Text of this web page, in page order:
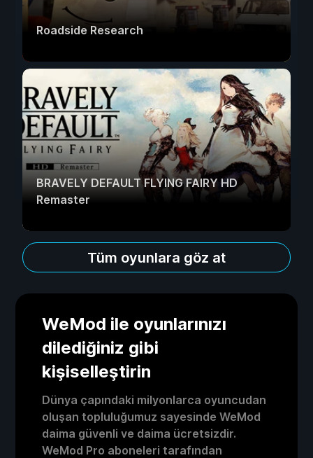
Roadside Research
BRAVELY DEFAULT FLYING FAIRY HD
Remaster
Tüm oyunlara göz at
WeMod ile oyunlarınızı
dilediğiniz gibi
kişiselleştirin
Dünya çapındaki milyonlarca oyuncudan
oluşan topluluğumuz sayesinde WeMod
daima güvenli ve daima ücretsizdir.
WeMod Pro aboneleri tarafından